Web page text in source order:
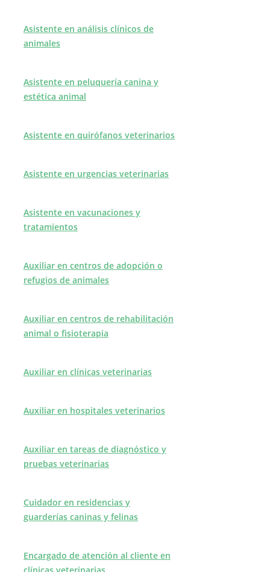
Asistente en análisis clínicos de
animales
Asistente en peluquería canina y
estética animal
Asistente en quirófanos veterinarios
Asistente en urgencias veterinarias
Asistente en vacunaciones y
tratamientos
Auxiliar en centros de adopción o
refugios de animales
Auxiliar en centros de rehabilitación
animal o fisioterapia
Auxiliar en clínicas veterinarias
Auxiliar en hospitales veterinarios
Auxiliar en tareas de diagnóstico y
pruebas veterinarias
Cuidador en residencias y
guarderías caninas y felinas
Encargado de atención al cliente en
clínicas veterinarias